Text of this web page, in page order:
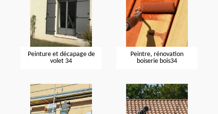
Peinture et décapage de
volet 34
Peintre, rénovation
boiserie bois34